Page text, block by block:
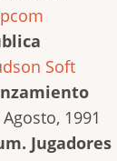
Soft
Agosto, 1991
Jugadores